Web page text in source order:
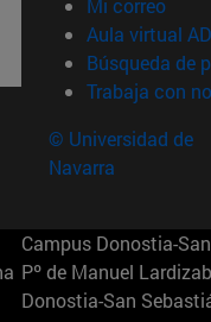
Mi correo
Aula virtual
Búsqueda de
Trabaja con
© Universidad de
Navarra
Campus Donostia-
Pº de Manuel
Donostia-San